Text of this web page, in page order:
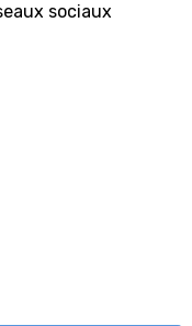
sociaux